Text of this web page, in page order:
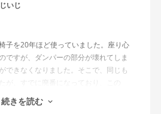
いじ
子を20年ほど使っていました。座り心
ですが、ダンパーの部分が壊れてしま
できなくなりました。そこで、同じも
が、すでに廃番になっており、この
や固めの椅子ですが、使っているうち
っています。フローリング床で使って
続きを読む